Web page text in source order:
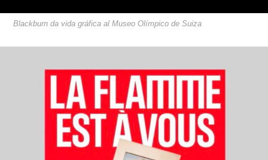
Blackburn da vida gráfica al Museo Olímpico de Suiza